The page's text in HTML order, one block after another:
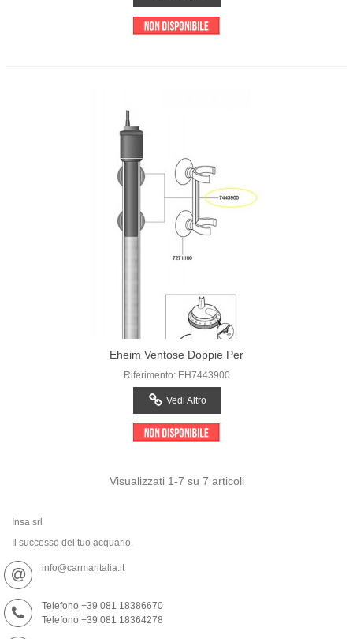
Eheim Ventose Doppie Per
Thermocontrol, Thermocontrol E,
Thermopreset
Riferimento: EH7443900
Vedi Altro
Visualizzati 1-7 su 7 articoli
Insa srl
Il successo del tuo acquario.
info@carmaritalia.it
Telefono +39 081 18386670
Telefono +39 081 18364278